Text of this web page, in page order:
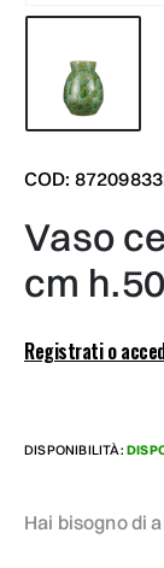
COD:
vaso ceramica tondo d.38
cm
Registrati o
DISPONIBILITÀ:
Hai bisogno di